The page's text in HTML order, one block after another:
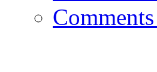
Comments